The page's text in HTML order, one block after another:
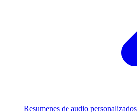
Resumenes de audio personalizados